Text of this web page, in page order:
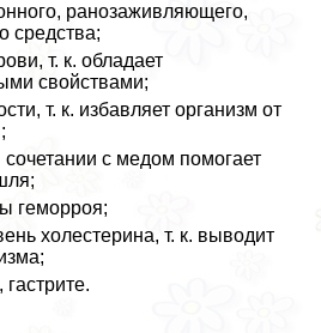
ранозаживляющего,
средства;
т. к. обладает
свойствами;
т. к. избавляет организм от
с медом помогает
геморроя;
холестерина, т. к. выводит